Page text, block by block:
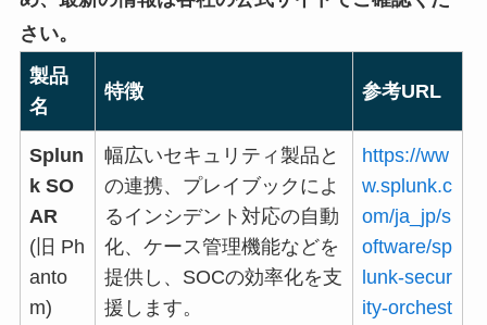
さい。
製品
名
特徴 参考URL
Splun
k SO
AR
(旧 Ph
anto
m)
幅広いセキュリティ製品と
の連携、プレイブックによ
るインシデント対応の自動
化、ケース管理機能などを
提供し、SOCの効率化を支
援します。
https://ww
w.splunk.c
om/ja_jp/s
oftware/sp
lunk-secur
ity-orchest